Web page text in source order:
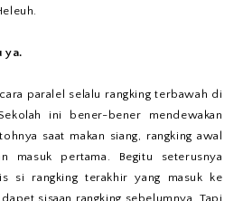
ya.
paralel selalu rangking terbawah di
ini bener-bener mendewakan
saat makan siang, rangking awal
masuk pertama. Begitu seterusnya
si rangking terakhir yang masuk ke
sisaan rangking sebelumnya. Tapi